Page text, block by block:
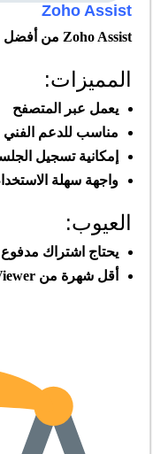
Zoho Assist
Zoho Assist من أفضل الحلول للدعم الفني عبر الإنترنت.
المميزات:
يعمل عبر المتصفح
مناسب للدعم
إمكانية تسجيل
واجهة سهلة
العيوب:
يحتاج اشتراك
أقل شهرة من TeamViewer